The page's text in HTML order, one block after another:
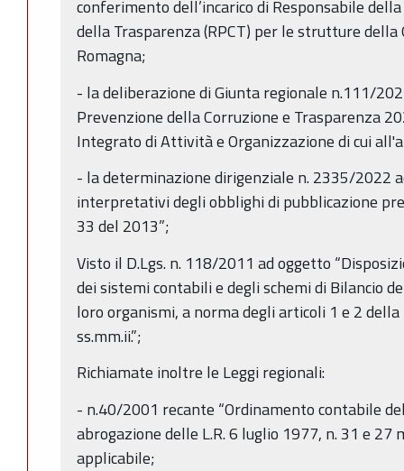
conferimento dell’incarico di Responsabile
della Trasparenza (RPCT) per le strutture
Romagna;
- la deliberazione di Giunta regionale n.111/
Prevenzione della Corruzione e Trasparenza
Integrato di Attività e Organizzazione di cui
- la determinazione dirigenziale n. 2335/2022
interpretativi degli obblighi di pubblicazione
33 del 2013”;
Visto il D.Lgs. n. 118/2011 ad oggetto
dei sistemi contabili e degli schemi di Bilancio
loro organismi, a norma degli articoli 1 e 2
ss.mm.ii.”;
Richiamate inoltre le Leggi regionali:
- n.40/2001 recante “Ordinamento contabile
abrogazione delle L.R. 6 luglio 1977, n. 31 e 27
applicabile;